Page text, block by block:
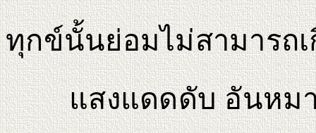
ทุกข์นั้นย่อมไม่สามารถ
แสงแดดดับ อันหมาย